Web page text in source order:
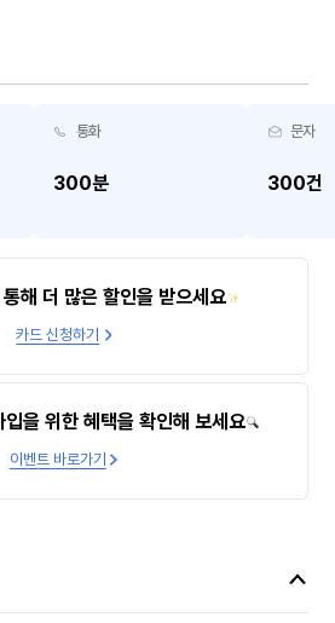
통화
300분
문자
300건
해 더 많은 할인을 받으세요
카드 신청하기
입을 위한 혜택을 확인해 보세요
이벤트 바로가기